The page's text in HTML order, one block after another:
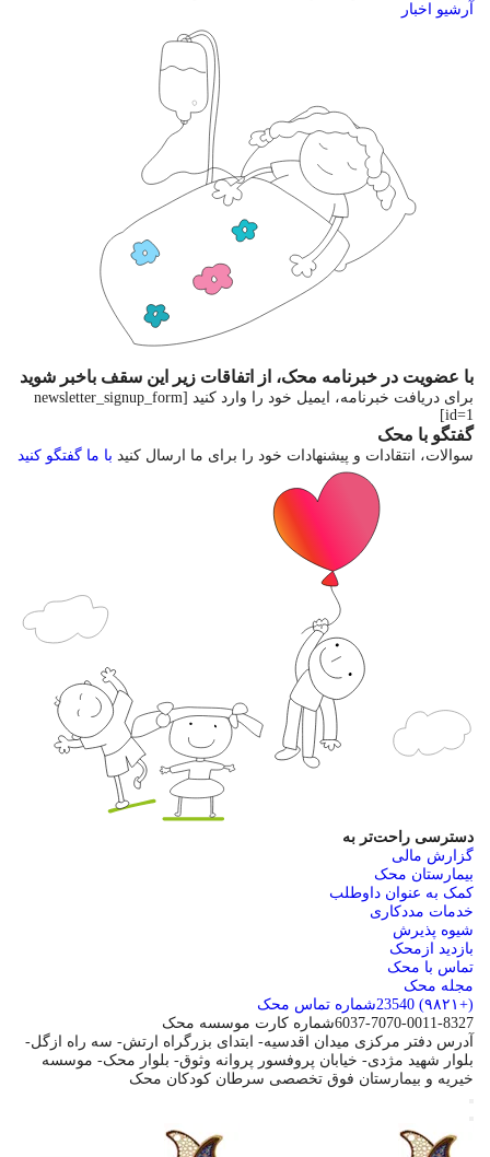
آرشیو اخبار
با عضویت در خبرنامه محک، از اتفاقات زیر این سقف باخبر شوید
برای دریافت خبرنامه، ایمیل خود را وارد کنید [newsletter_signup_form
id=1]
گفتگو با محک
سوالات، انتقادات و پیشنهادات خود را برای ما ارسال کنید با ما گفتگو کنید
دسترسی راحت‌تر به
گزارش مالی
بیمارستان محک
کمک به عنوان داوطلب
خدمات مددکاری
شیوه پذیرش
بازدید ازمحک
تماس با محک
مجله محک
(+۹۸۲۱) 23540
شماره تماس محک
6037-7070-0011-8327شماره کارت موسسه محک
آدرس دفتر مرکزی میدان اقدسیه- ابتدای بزرگراه ارتش- سه راه ازگل-
بلوار شهید مژدی- خیابان پروفسور پروانه وثوق- بلوار محک- موسسه
خیریه و بیمارستان فوق تخصصی سرطان کودکان محک